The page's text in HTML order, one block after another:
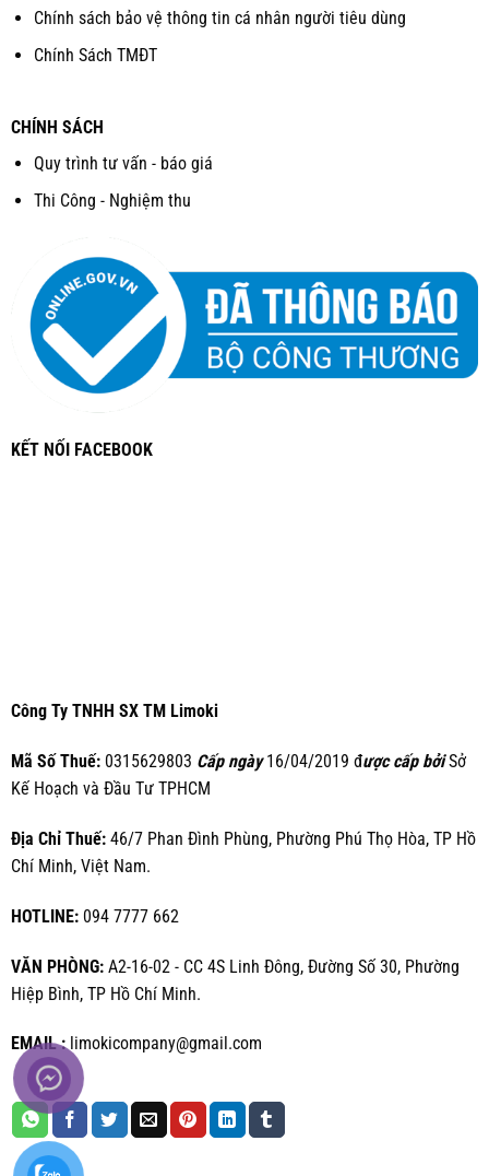
Chính sách bảo vệ thông tin cá nhân người tiêu dùng
Chính Sách TMĐT
CHÍNH SÁCH
Quy trình tư vấn - báo giá
Thi Công - Nghiệm thu
KẾT NỐI FACEBOOK
Công Ty TNHH SX TM Limoki
Mã Số Thuế:0315629803 Cấp ngày16/04/2019 được cấp bởiSở
Kế Hoạch và Đầu Tư TPHCM
Địa Chỉ Thuế:46/7 Phan Đình Phùng, Phường Phú Thọ Hòa, TP Hồ
Chí Minh, Việt Nam.
HOTLINE:094 7777 662
VĂN PHÒNG:A2-16-02 - CC 4S Linh Đông, Đường Số 30, Phường
Hiệp Bình, TP Hồ Chí Minh.
EMAIL :limokicompany@gmail.com